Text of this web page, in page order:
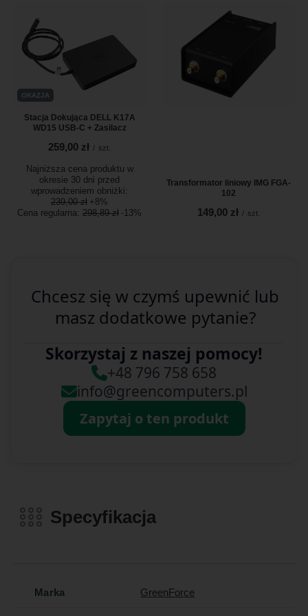
OKAZJA
Stacja Dokująca DELL K17A
WD15 USB-C + Zasilacz
259,00 zł / szt.
Najniższa cena produktu w
okresie 30 dni przed
wprowadzeniem obniżki:
239,00 zł +8%
Cena regularna: 298,89 zł -13%
Transformator liniowy IMG FGA-
102
149,00 zł / szt.
Chcesz się w czymś upewnić lub
masz dodatkowe pytanie?
Skorzystaj z naszej pomocy!
+48 796 758 658
info@greencomputers.pl
Zapytaj o ten produkt
Specyfikacja
Marka GreenForce